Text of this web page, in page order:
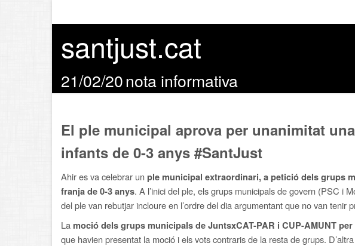
santjust.cat
21/02/20nota informativa
El ple municipal aprova per unanimitat
infants de 0-3 anys #SantJust
Ahir es va celebrar unple municipal extraordinari, a petició dels grups
franja de 0-3 anys. A l’inici del ple, els grups municipals de govern (PSC i
del ple van rebutjar incloure en l’ordre del dia argumentant que no van tenir
La moció dels grups municipals de JuntsxCAT-PAR i CUP-AMUNT
que havien presentat la moció i els vots contraris de la resta de grups.